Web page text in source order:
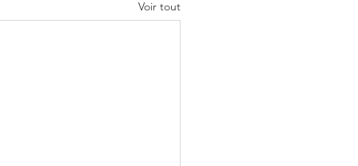
Voir tout